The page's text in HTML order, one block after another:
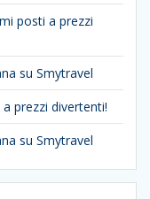
posti a prezzi
su Smytravel
prezzi divertenti!
su Smytravel